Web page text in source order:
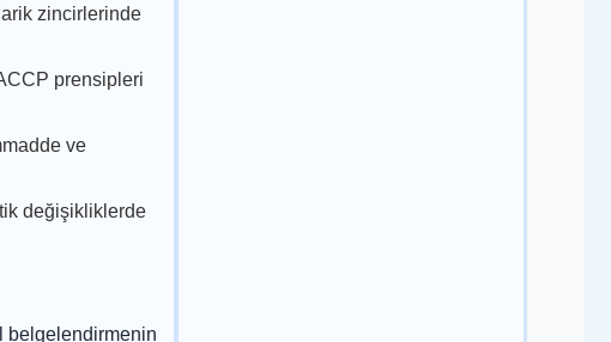
zincirlerinde
prensipleri
ve
değişikliklerde
belgelendirmenin